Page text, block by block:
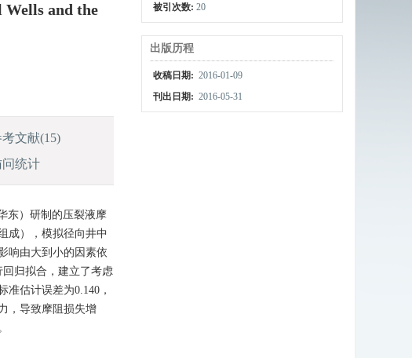
and the
考文献(15)
问统计
东）研制的压裂液摩
成），模拟径向井中
响由大到小的因素依
归拟合，建立了考虑
估计误差为0.140，
，导致摩阻损失增
被引次数:20
出版历程
收稿日期: 2016-01-09
刊出日期: 2016-05-31